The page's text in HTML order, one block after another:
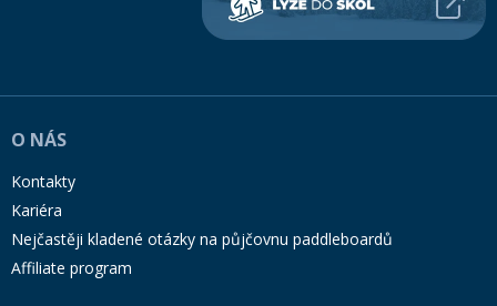
O NÁS
Kontakty
Kariéra
Nejčastěji kladené otázky na půjčovnu paddleboardů
Affiliate program